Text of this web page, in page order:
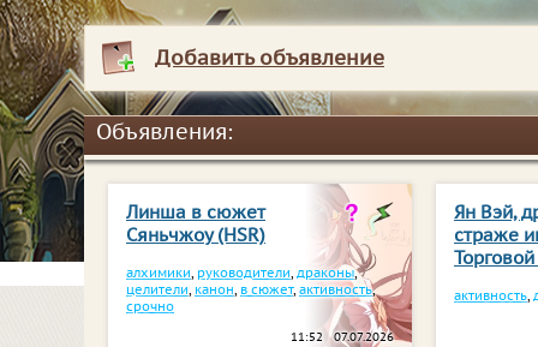
Добавить объявление
Объявления:
Линша в сюжет
Сяньчжоу (HSR)
алхимики, руководители, драконы,
целители, канон, в сюжет, активность,
срочно
11:52 07.07.2026
Ян Вэй,
страже
активность,